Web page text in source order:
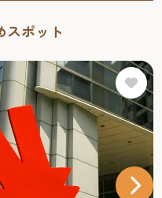
スポット